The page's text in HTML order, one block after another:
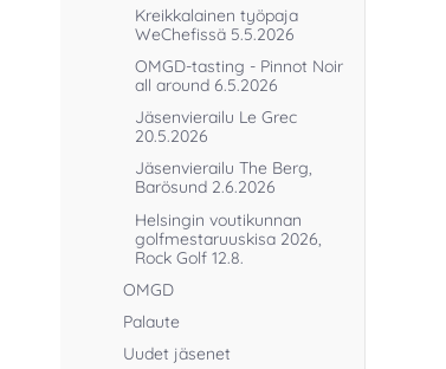
Kreikkalainen työpaja
WeChefissä 5.5.2026
OMGD-tasting - Pinnot Noir
all around 6.5.2026
Jäsenvierailu Le Grec
20.5.2026
Jäsenvierailu The Berg,
Barösund 2.6.2026
Helsingin voutikunnan
golfmestaruuskisa 2026,
Rock Golf 12.8.
OMGD
Palaute
Uudet jäsenet